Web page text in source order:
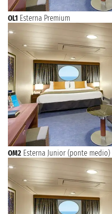
OL1 Esterna Premium
OM2 Esterna Junior (ponte medio)